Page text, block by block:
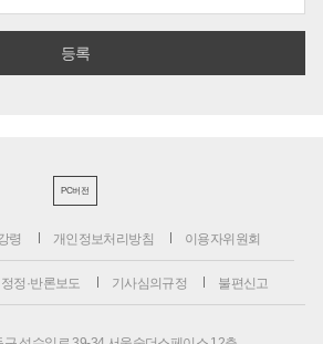
PC버전
령 개인정보처리방침 이용자위원회
정정·반론보도 기사심의규정 불편신고